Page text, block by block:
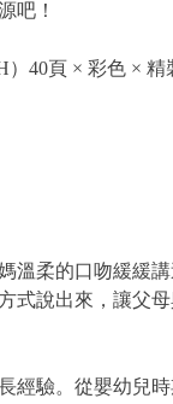
吧！
）40頁 × 彩色 ×
溫柔的口吻緩緩
式說出來，讓父
經驗。從嬰幼兒